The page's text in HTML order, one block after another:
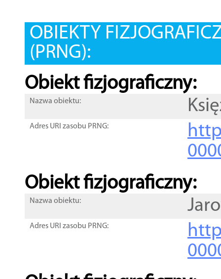
OBIEKTY
(PRNG):
Obiekt fizjograficzny:
Nazwa obiektu:
Adres URI zasobu PRNG:
Obiekt fizjograficzny:
Nazwa obiektu:
Adres URI zasobu PRNG: